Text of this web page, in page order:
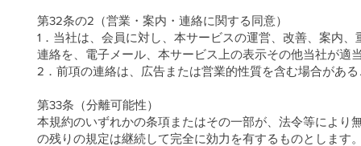
第32条の2（営業・案内・連絡に関する同意）
1．当社は、会員に対し、本サービスの運営、改善、案内
連絡を、電子メール、本サービス上の表示その他当社が
2．前項の連絡は、広告または営業的性質を含む場合があ
第33条（分離可能性）
本規約のいずれかの条項またはその一部が、法令等によ
の残りの規定は継続して完全に効力を有するものとします